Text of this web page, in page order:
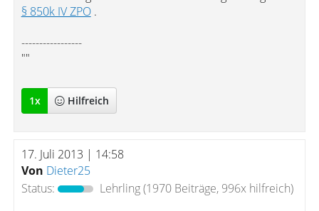
§ 850k IV ZPO.
-----------------
""
1x Hilfreich
17. Juli 2013 | 14:58
Von Dieter25
Status:
Lehrling(1970 Beiträge, 996x hilfreich)